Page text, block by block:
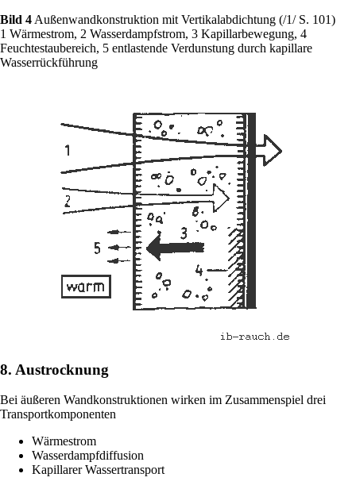
Bild 4 Außenwandkonstruktion mit Vertikalabdichtung (/1/ S. 101)
1 Wärmestrom, 2 Wasserdampfstrom, 3 Kapillarbewegung, 4
Feuchtestaubereich, 5 entlastende Verdunstung durch kapillare
Wasserrückführung
8. Austrocknung
Bei äußeren Wandkonstruktionen wirken im Zusammenspiel drei
Transportkomponenten
Wärmestrom
Wasserdampfdiffusion
Kapillarer Wassertransport